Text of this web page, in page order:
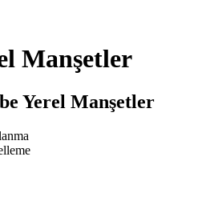
Manşetler
Yerel Manşetler